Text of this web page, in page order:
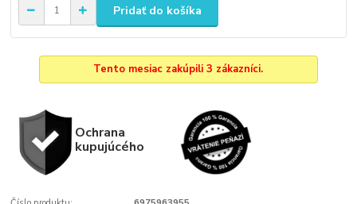
Pridať do košíka
Tento mesiac zakúpili 3 zákazníci.
Ochrana
kupujúcého